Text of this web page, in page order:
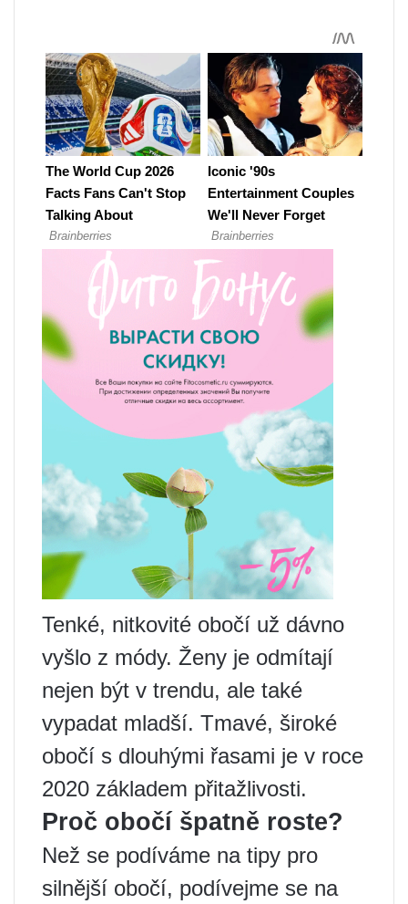
Tenké, nitkovité obočí už dávno
vyšlo z módy. Ženy je odmítají
nejen být v trendu, ale také
vypadat mladší. Tmavé, široké
obočí s dlouhými řasami je v roce
2020 základem přitažlivosti.
Proč obočí špatně roste?
Než se podíváme na tipy pro
silnější obočí, podívejme se na